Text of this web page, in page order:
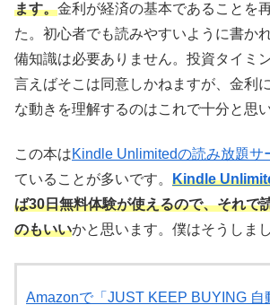
ます。金利が経済の基本であることを
た。初心者でも読みやすいように書か
備知識は必要ありません。投資タイミ
言えばそこは同意しかねますが、金利
な動きを理解するのはこれで十分と思
この本はKindle Unlimitedの読み放題サ
ていることが多いです。 Kindle
ば30日無料体験が使えるので、それで
のもいいかと思います。僕はそうしまし
Amazonで「JUST KEEP BUYING 自